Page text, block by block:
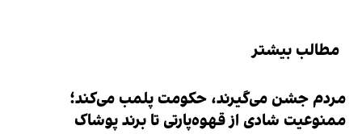
مطالب بیشتر
مردم جشن می‌گیرند، حکومت پلمب می‌کند؛
ممنوعیت شادی از قهوه‌پارتی تا برند پوشاک